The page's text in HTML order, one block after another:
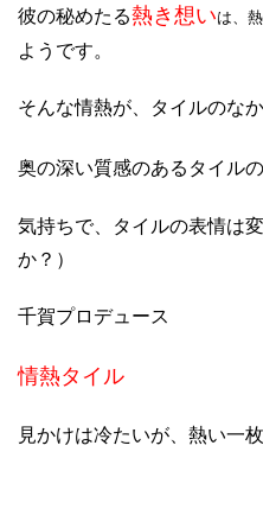
彼の秘めたる熱き想いは、
ようです。
そんな情熱が、タイルのな
奥の深い質感のあるタイルの
気持ちで、タイルの表情は
か？）
千賀プロデュース
情熱タイル
見かけは冷たいが、熱い一